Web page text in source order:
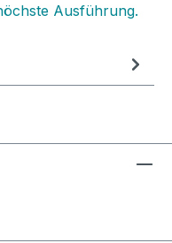
Ausführung.